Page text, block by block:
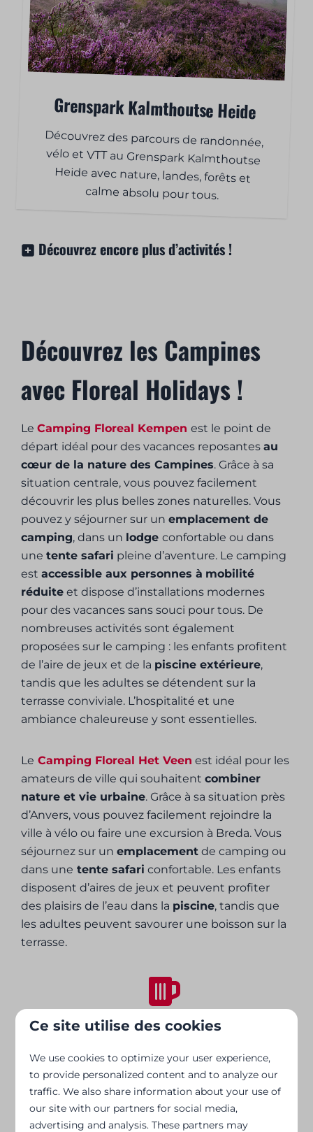
Grenspark Kalmthoutse Heide
Découvrez des parcours de randonnée,
vélo et VTT au Grenspark Kalmthoutse
Heide avec nature, landes, forêts et
calme absolu pour tous.
Découvrez encore plus d’activités !
Découvrez les Campines
avec Floreal Holidays !
LeCamping Floreal Kempenest le point de
départ idéal pour des vacances reposantesau
cœur de la nature des Campines. Grâce à sa
situation centrale, vous pouvez facilement
découvrir les plus belles zones naturelles. Vous
pouvez y séjourner sur unemplacement de
camping, dans un lodgeconfortable ou dans
unetente safari pleine d’aventure. Le camping
estaccessible aux personnes à mobilité
réduite et dispose d’installations modernes
pour des vacances sans souci pour tous. De
nombreuses activités sont également
proposées sur le camping : les enfants profitent
de l’aire de jeux et de la piscine extérieure,
tandis que les adultes se détendent sur la
terrasse conviviale. L’hospitalité et une
ambiance chaleureuse y sont essentielles.
Le Camping Floreal Het Veen est idéal pour les
amateurs de ville qui souhaitentcombiner
nature et vie urbaine. Grâce à sa situation près
d’Anvers, vous pouvez facilement rejoindre la
ville à vélo ou faire une excursion à Breda. Vous
séjournez sur unemplacement de camping ou
dans une tente safari confortable. Les enfants
disposent d’aires de jeux et peuvent profiter
des plaisirs de l’eau dans la piscine, tandis que
les adultes peuvent savourer une boisson sur la
terrasse.
Piscine extérieure
d’une agréable piscine extérieure pendant
leur séjour.
Ce site utilise des cookies
We use cookies to optimize your user experience,
to provide personalized content and to analyze our
traffic. We also share information about your use of
our site with our partners for social media,
advertising and analysis. These partners may